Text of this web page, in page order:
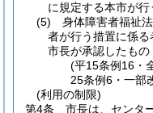
に規定する本市が
(5)
身体障害者福祉
者が行う措置に係
市長が承認したもの
(平15条例16・
25条例6・一部
(利用の制限)
第4条
市長は、センタ